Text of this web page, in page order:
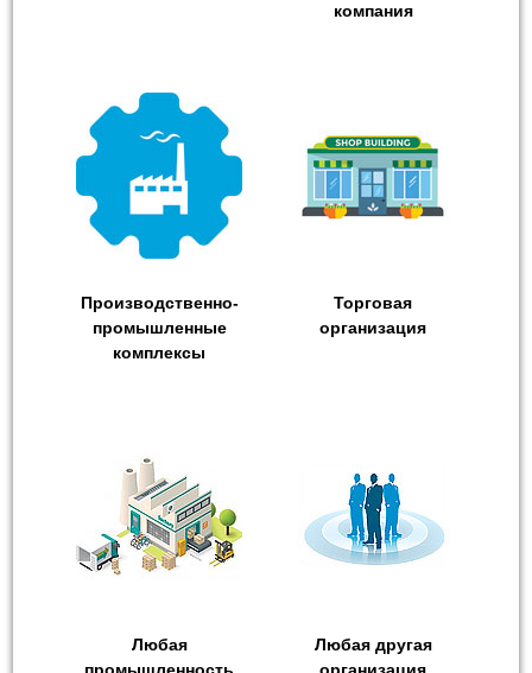
компания
Производственно-
промышленные
комплексы
Торговая
организация
Любая
Любая другая